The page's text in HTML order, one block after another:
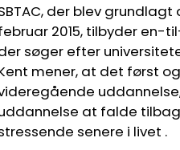
der blev
2015, tilbyder en-
søger efter
mener, at det først
at falde
senere i livet .